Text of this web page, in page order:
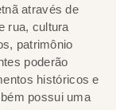
através de
rua, cultura
patrimônio
poderão
históricos e
possui uma